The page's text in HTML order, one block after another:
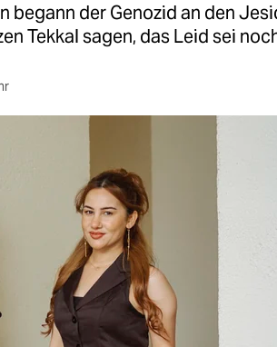
begann der Genozid an den
Tekkal sagen, das Leid sei